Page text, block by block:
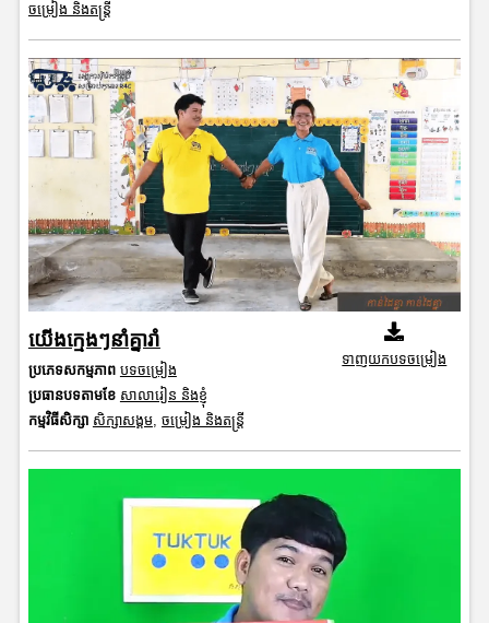
ចម្រៀង និងតន្ត្រី
យើងក្មេងៗនាំគ្នារាំ
ប្រភេទសកម្មភាព បទចម្រៀង
ប្រធានបទតាមខែ សាលារៀន និងខ្ញុំ
កម្មវិធីសិក្សា សិក្សាសង្គម, ចម្រៀង និងតន្ត្រី
ទាញយកបទចម្រៀង